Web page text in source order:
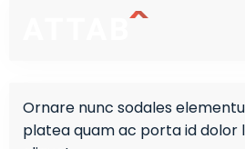
Ornare nunc sodales
platea quam ac porta id dolor